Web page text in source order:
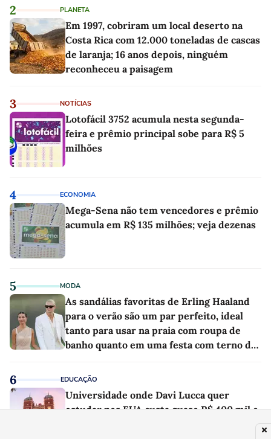
2 PLANETA
Em 1997, cobriram um local deserto na
Costa Rica com 12.000 toneladas de cascas
de laranja; 16 anos depois, ninguém
reconheceu a paisagem
3 NOTÍCIAS
Lotofácil 3752 acumula nesta segunda-
feira e prêmio principal sobe para R$ 5
milhões
4 ECONOMIA
Mega-Sena não tem vencedores e prêmio
acumula em R$ 135 milhões; veja dezenas
5 MODA
As sandálias favoritas de Erling Haaland
para o verão são um par perfeito, ideal
tanto para usar na praia com roupa de
banho quanto em uma festa com terno de
6 EDUCAÇÃO
Universidade onde Davi Lucca quer
estudar nos EUA custa quase R$ 400 mil e